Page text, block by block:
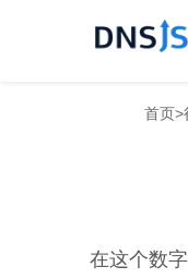
首页>
在这个数